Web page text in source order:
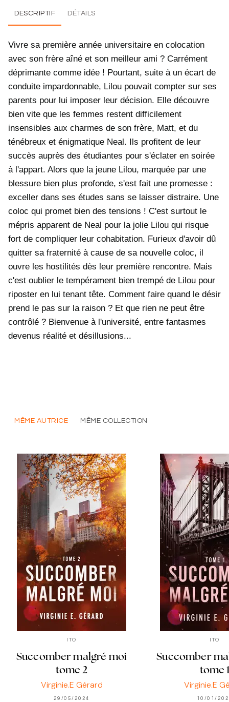
DESCRIPTIF DÉTAILS
Vivre sa première année universitaire en colocation
avec son frère aîné et son meilleur ami ? Carrément
déprimante comme idée ! Pourtant, suite à un écart de
conduite impardonnable, Lilou pouvait compter sur ses
parents pour lui imposer leur décision. Elle découvre
bien vite que les femmes restent difficilement
insensibles aux charmes de son frère, Matt, et du
ténébreux et énigmatique Neal. Ils profitent de leur
succès auprès des étudiantes pour s'éclater en soirée
à l'appart. Alors que la jeune Lilou, marquée par une
blessure bien plus profonde, s'est fait une promesse :
exceller dans ses études sans se laisser distraire. Une
coloc qui promet bien des tensions ! C'est surtout le
mépris apparent de Neal pour la jolie Lilou qui risque
fort de compliquer leur cohabitation. Furieux d'avoir dû
quitter sa fraternité à cause de sa nouvelle coloc, il
ouvre les hostilités dès leur première rencontre. Mais
c'est oublier le tempérament bien trempé de Lilou pour
riposter en lui tenant tête. Comment faire quand le désir
prend le pas sur la raison ? Et que rien ne peut être
contrôlé ? Bienvenue à l'université, entre fantasmes
devenus réalité et désillusions...
MÊME AUTRICE MÊME COLLECTION
ITO
Succomber malgré moi
tome 2
Virginie.E Gérard
29/05/2024
ITO
Succomber
tome
Virginie.E
10/01/